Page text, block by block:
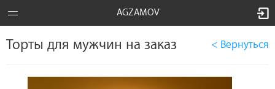
AGZAMOV
Торты для мужчин на заказ < Вернуться